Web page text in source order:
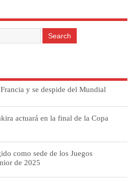
y se despide del Mundial
actuará en la final de la Copa
como sede de los Juegos
de 2025